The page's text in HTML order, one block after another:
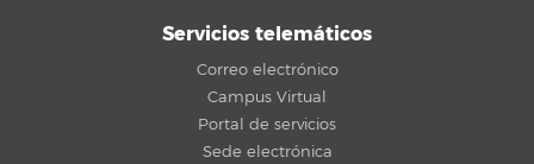
Servicios telemáticos
Correo electrónico
Campus Virtual
Portal de servicios
Sede electrónica